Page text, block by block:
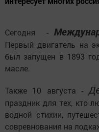
Сегодня -
Первый двигатель на
был запущен в 1893
масле.
Также 10 августа -
праздник для тех, кто
водной стихии,
совревнования на